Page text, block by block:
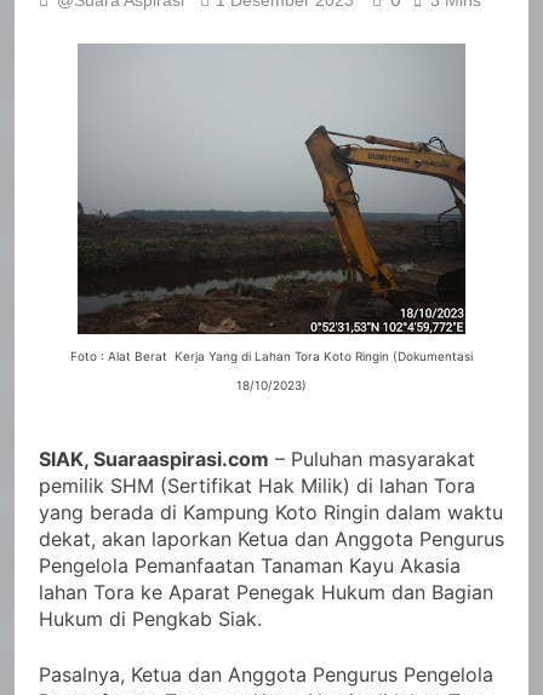
Foto : Alat Berat Kerja Yang di Lahan Tora Koto Ringin (Dokumentasi
18/10/2023)
SIAK, Suaraaspirasi.com – Puluhan masyarakat
pemilik SHM (Sertifikat Hak Milik) di lahan Tora
yang berada di Kampung Koto Ringin dalam waktu
dekat, akan laporkan Ketua dan Anggota Pengurus
Pengelola Pemanfaatan Tanaman Kayu Akasia
lahan Tora ke Aparat Penegak Hukum dan Bagian
Hukum di Pengkab Siak.
Pasalnya, Ketua dan Anggota Pengurus Pengelola